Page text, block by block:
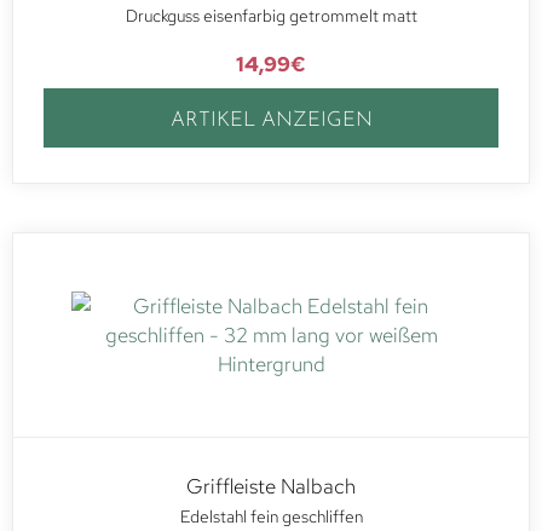
Druckguss eisenfarbig getrommelt matt
14,99€
ARTIKEL ANZEIGEN
Griffleiste Nalbach
Edelstahl fein geschliffen